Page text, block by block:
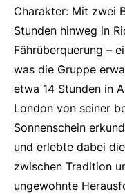
Charakter: Mit zwei
Stunden hinweg in
Fährüberquerung –
was die Gruppe
etwa 14 Stunden in
London von seiner
Sonnenschein
und erlebte dabei
zwischen Tradition
ungewohnte